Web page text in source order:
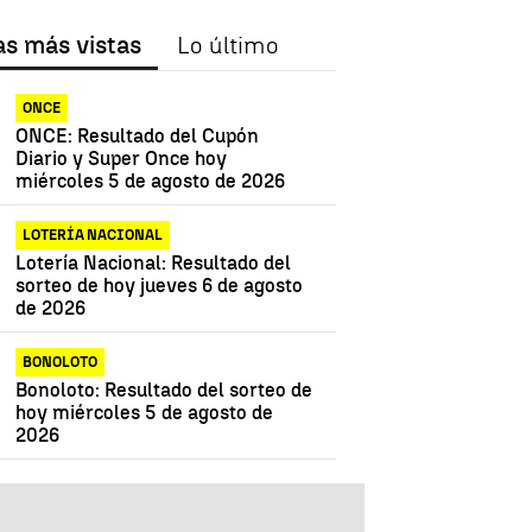
más vistas Lo último
ONCE
ONCE: Resultado del Cupón
Diario y Super Once hoy
miércoles 5 de agosto de 2026
LOTERÍA NACIONAL
Lotería Nacional: Resultado del
sorteo de hoy jueves 6 de agosto
de 2026
BONOLOTO
Bonoloto: Resultado del sorteo de
hoy miércoles 5 de agosto de
2026